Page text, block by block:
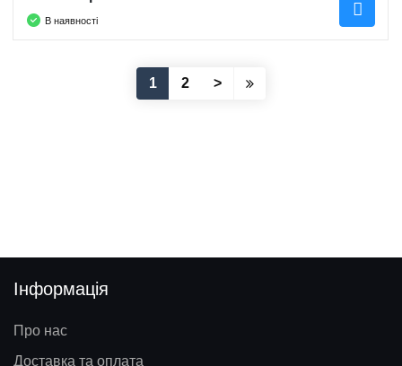
В наявності
1 2 >
Інформація
Про нас
Доставка та оплата